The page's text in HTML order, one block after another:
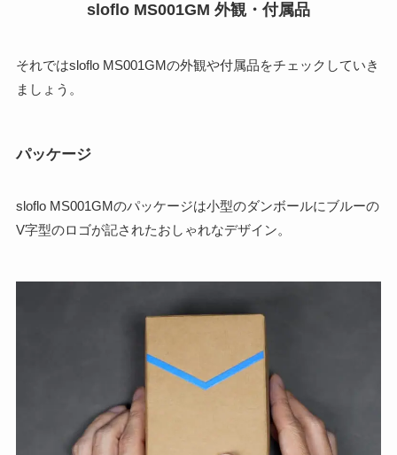
sloflo MS001GM 外観・付属品
それではsloflo MS001GMの外観や付属品をチェックしていき
ましょう。
パッケージ
sloflo MS001GMのパッケージは小型のダンボールにブルーの
V字型のロゴが記されたおしゃれなデザイン。